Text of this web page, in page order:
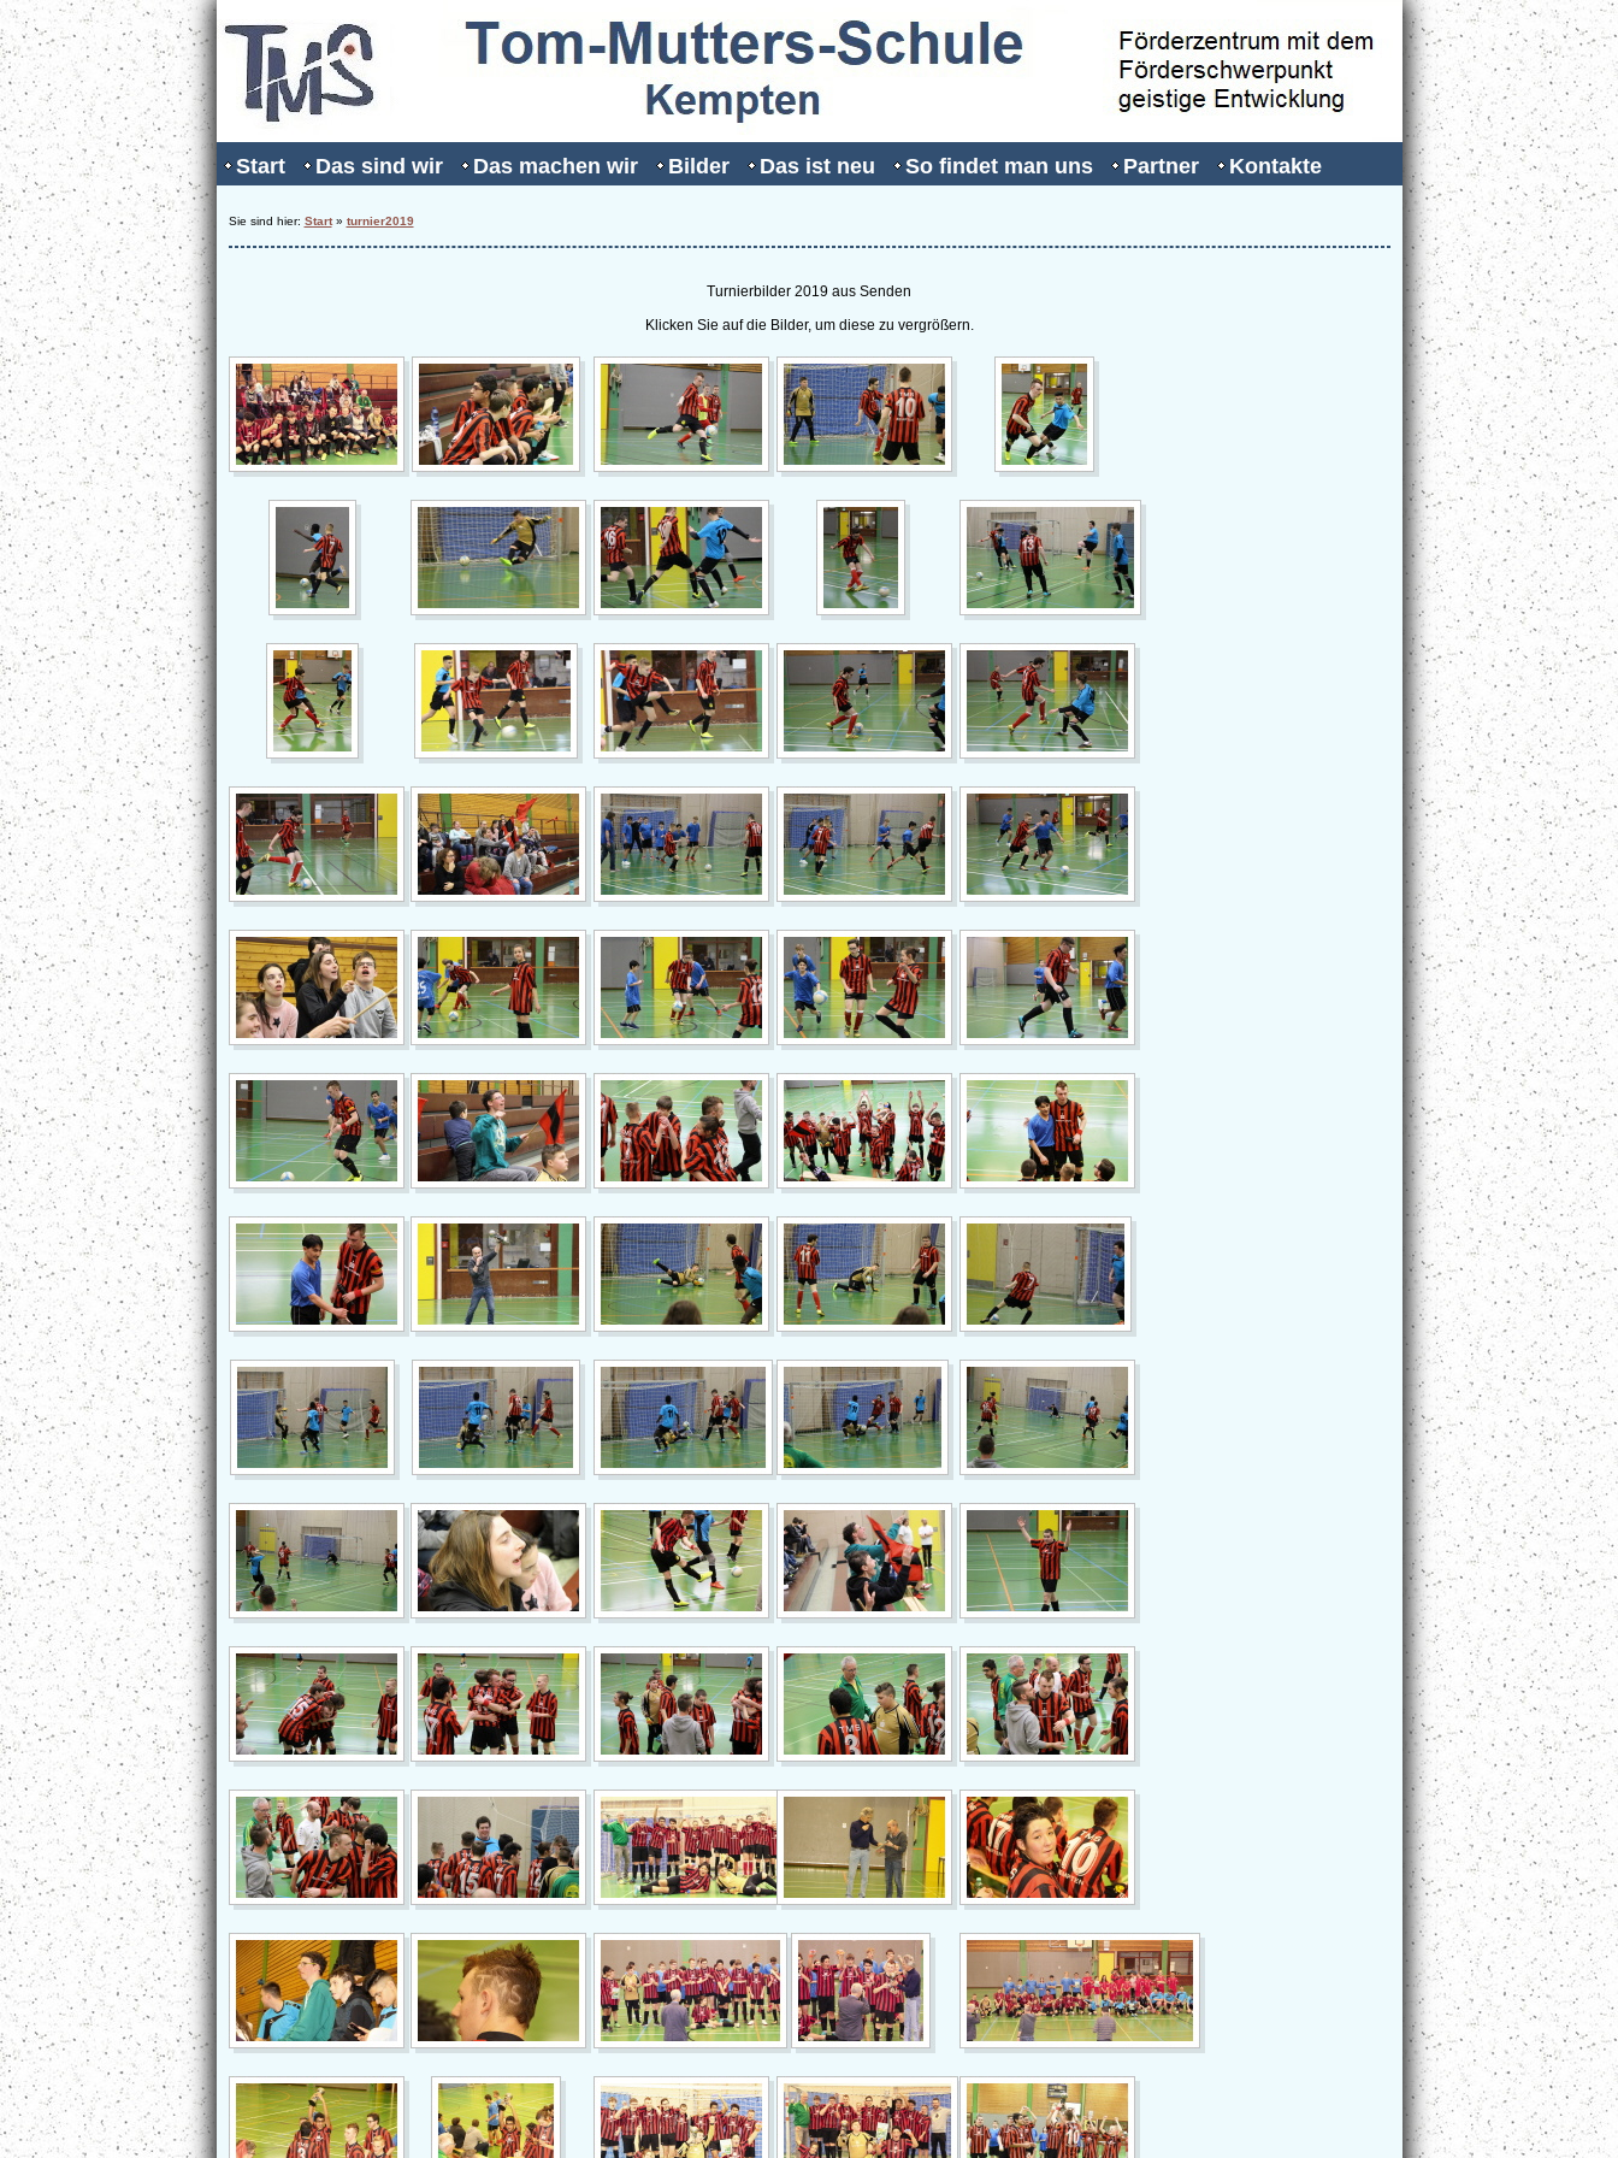
Start Das sind wir Das machen wir Bilder Das ist neu So findet man uns Partner Kontakte
Sie sind hier: Start» turnier2019
Turnierbilder 2019 aus Senden
Klicken Sie auf die Bilder, um diese zu vergrößern.